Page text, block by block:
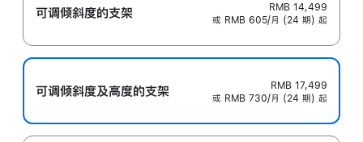
可调倾斜度的支架
RMB 14,499
或 RMB 605/月 (24 期) 起
可调倾斜度及高‍度的支‍架
RMB 17,499
或 RMB 730/月 (24 期) 起